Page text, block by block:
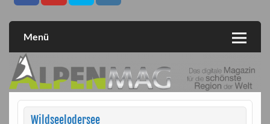
Menü
Wildseelodersee